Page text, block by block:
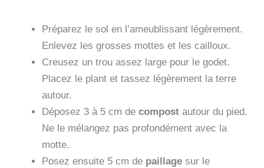
Préparez le sol en l’ameublissant légèrement.
Enlevez les grosses mottes et les cailloux.
Creusez un trou assez large pour le godet.
Placez le plant et tassez légèrement la terre
autour.
Déposez 3 à 5 cm de compost autour du pied.
Ne le mélangez pas profondément avec la
motte.
Posez ensuite 5 cm de paillage sur le